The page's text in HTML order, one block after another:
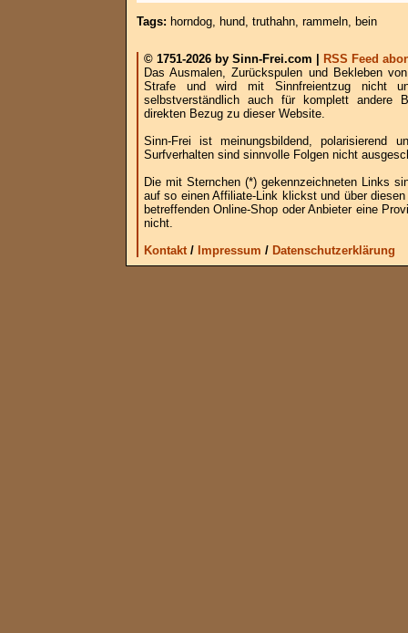
Tags: horndog, hund, truthahn, rammeln, bein
© 1751-2026 by Sinn-Frei.com |
RSS Feed
Das Ausmalen, Zurückspulen und Bekleben
Strafe und wird mit Sinnfreientzug nicht
selbstverständlich auch für komplett andere
direkten Bezug zu dieser Website.
Sinn-Frei ist meinungsbildend, polarisierend
Surfverhalten sind sinnvolle Folgen nicht
Die mit Sternchen (*) gekennzeichneten Links
auf so einen Affiliate-Link klickst und über
betreffenden Online-Shop oder Anbieter eine
nicht.
Kontakt/ Impressum / Datenschutzerklärung